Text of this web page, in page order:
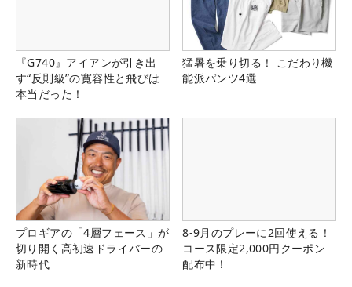
『G740』アイアンが引き出
す“反則級”の寛容性と飛びは
本当だった！
猛暑を乗り切る！ こだわり機
能派パンツ4選
プロギアの「4層フェース」が
切り開く高初速ドライバーの
新時代
8-9月のプレーに2回使える！
コース限定2,000円クーポン
配布中！